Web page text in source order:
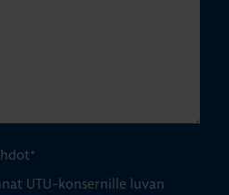
*
UTU-konsernille luvan